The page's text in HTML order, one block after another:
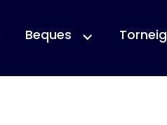
Beques Torneig